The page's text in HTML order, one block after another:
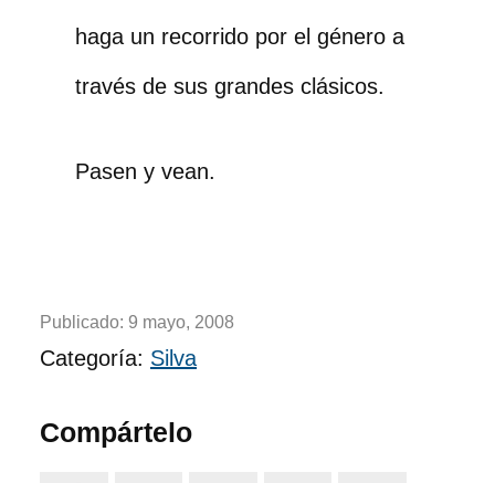
haga un recorrido por el género a
través de sus grandes clásicos.
Pasen y vean.
Publicado: 9 mayo, 2008
Categoría: Silva
Compártelo